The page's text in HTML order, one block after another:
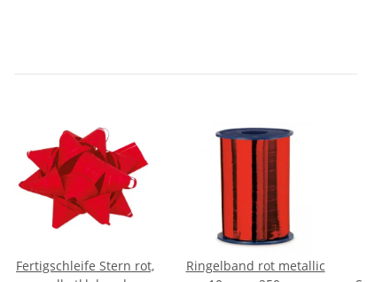
Fertigschleife Stern rot,
Ringelband rot metallic